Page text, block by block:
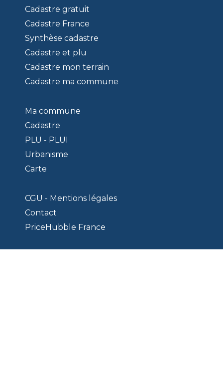
Cadastre gratuit
Cadastre France
Synthèse cadastre
Cadastre et plu
Cadastre mon terrain
Cadastre ma commune
Ma commune
Cadastre
PLU - PLUI
Urbanisme
Carte
CGU - Mentions légales
Contact
PriceHubble France